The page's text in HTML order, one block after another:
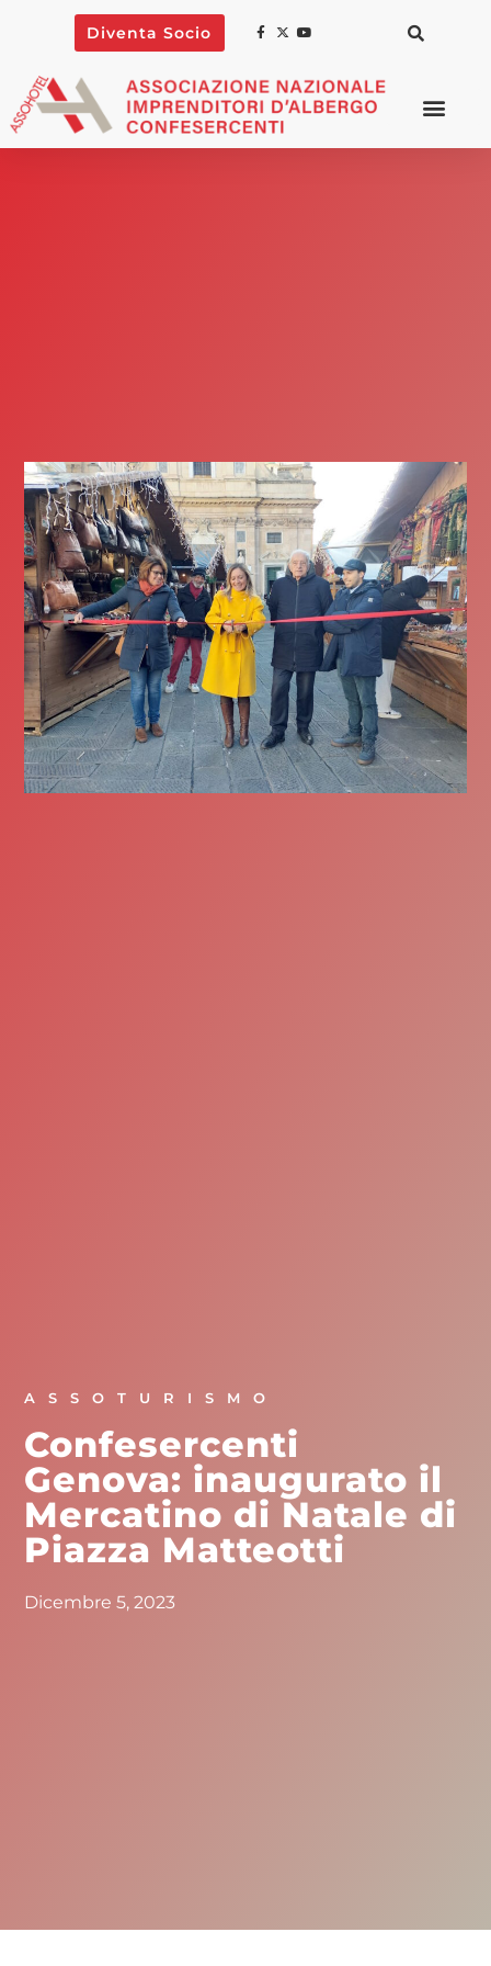
Diventa Socio
ASSOTURISMO
Confesercenti
Genova: inaugurato il
Mercatino di Natale di
Piazza Matteotti
Dicembre 5, 2023